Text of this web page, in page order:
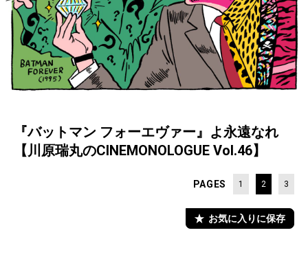
『バットマン フォーエヴァー』よ永遠なれ
【川原瑞丸のCINEMONOLOGUE Vol.46】
PAGES 1 2 3
お気に入りに保存